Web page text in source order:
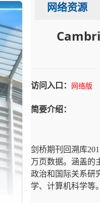
网络资源
访问入口： 网络版
简要介绍：
剑桥期刊回溯库
万页数据。涵盖的
政治和国际关系研
学、计算机科学等。